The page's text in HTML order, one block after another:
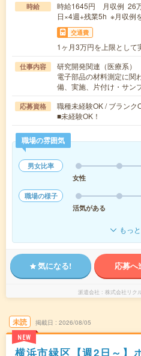
時給
時給1645円 月収例 26
日×4週+残業5h ※月収例
交通費
1ヶ月3万円を上限として
仕事内容
研究開発関連（医療系）
電子部品の材料測定に関
備、実施、片付け・サン
応募資格
職種未経験OK / ブランク
■未経験OK！
職場の雰囲気
男女比率
女性
職場の様子
活気がある
もっ
気になる! 応募へ
派遣会社 株式会社リク
未読
NEW
掲載日 2026/08/05
横浜市緑区【週2日～】